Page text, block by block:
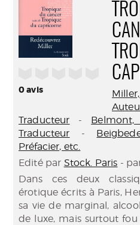
0avis
Traducteur - Belmont,
Traducteur -
Préfacier, etc.
Edité par Stock. Paris -
Dans ces deux
érotique écrits à Paris,
sa vie de marginal,
de luxe, mais surtout